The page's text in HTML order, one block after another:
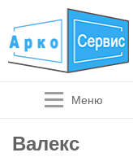
Меню
Валекс